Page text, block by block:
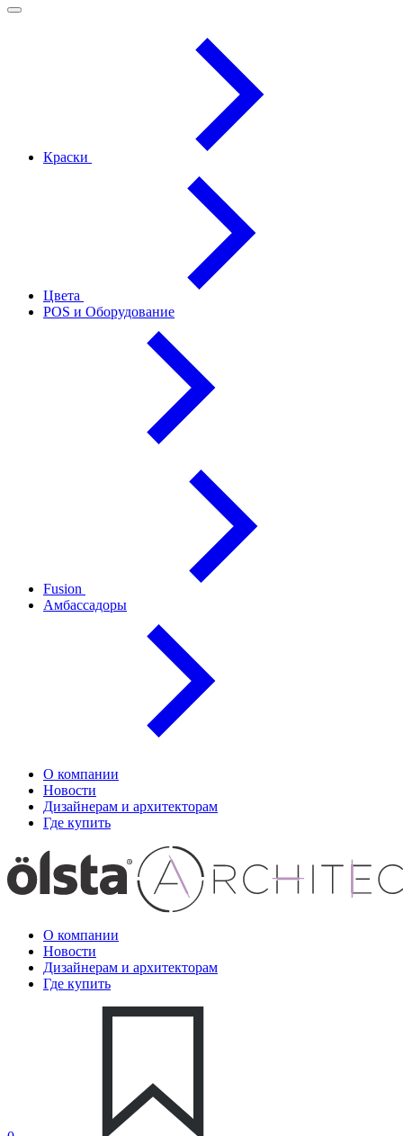
Краски
Цвета
POS и Оборудование
Fusion
Амбассадоры
О компании
Новости
Дизайнерам и архитекторам
Где купить
О компании
Новости
Дизайнерам и архитекторам
Где купить